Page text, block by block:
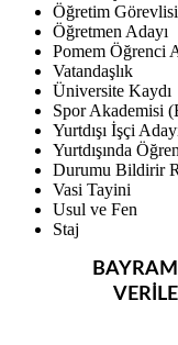
Öğretim Görevlisi
Öğretmen Adayı
Pomem Öğrenci
Vatandaşlık
Üniversite Kaydı
Spor Akademisi
Yurtdışı İşçi
Yurtdışında
Durumu Bildirir
Vasi Tayini
Usul ve Fen
Staj